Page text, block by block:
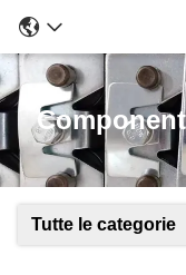
Tutte le categorie